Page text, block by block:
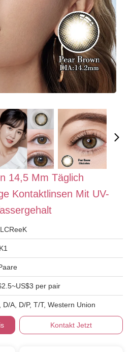
14,5 Mm Täglich
Kontaktlinsen Mit UV-
per pair
D/A, D/P, T/T, Western Union
Kontakt Jetzt